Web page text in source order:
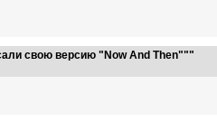
свою версию "Now And Then"""